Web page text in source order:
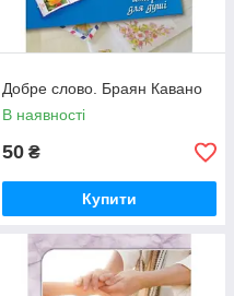
Добре слово. Браян Кавано
В наявності
50 ₴
Купити